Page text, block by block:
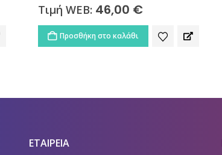
Τιμή WEB: 38,00 €
Προσθήκη στο καλάθι
ΕΤΑΙΡΕΙΑ